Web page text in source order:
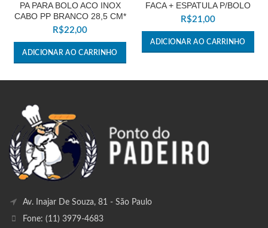
PA PARA BOLO ACO INOX
CABO PP BRANCO 28,5 CM*
R$22,00
ADICIONAR AO CARRINHO
FACA + ESPATULA P/BOLO
R$21,00
ADICIONAR AO CARRINHO
Av. Inajar De Souza, 81 - São Paulo
Fone: (11) 3979-4683